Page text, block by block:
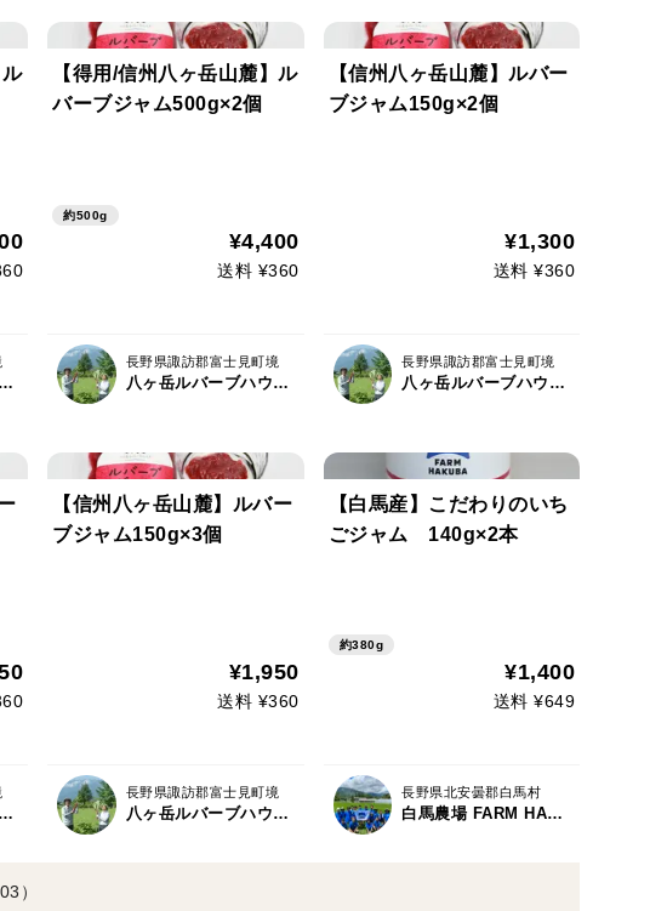
八ヶ岳ルバーブハウス/ハコブネプロジェクト
【得用/信州八ヶ岳山麓】ル
バーブジャム500g×2個
約500g
¥4,400
送料 ¥360
長野県諏訪郡富士見町境
八ヶ岳ルバーブハウス/ハコブネプロジェクト
【信州八ヶ岳山麓】ルバー
ブジャム150g×2個
¥1,300
送料 ¥360
長野県諏訪郡富士見町境
八ヶ岳ルバーブハウス/ハコブネプロジェクト
八ヶ岳ルバーブハウス/ハコブネプロジェクト
【信州八ヶ岳山麓】ルバー
ブジャム150g×3個
¥1,950
送料 ¥360
長野県諏訪郡富士見町境
八ヶ岳ルバーブハウス/ハコブネプロジェクト
【白馬産】こだわりのいち
ごジャム 140g×2本
約380g
¥1,400
送料 ¥649
長野県北安曇郡白馬村
白馬農場 FARM HAKUBA
）